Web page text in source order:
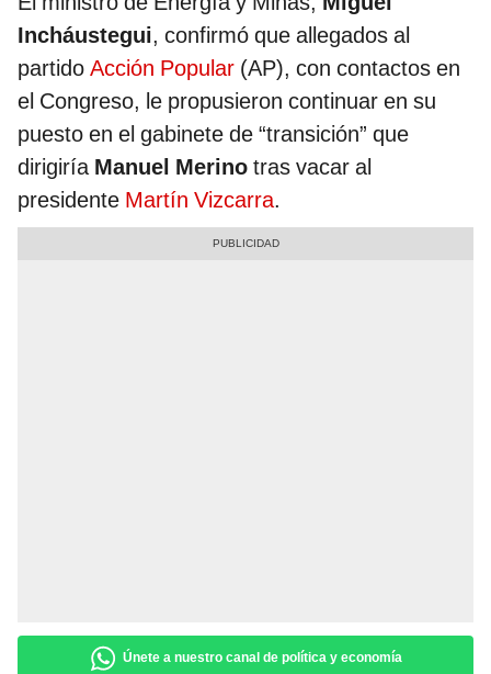
Incháustegui, confirmó que allegados al
partido Acción Popular (AP), con contactos en
el Congreso, le propusieron continuar en su
puesto en el gabinete de “transición” que
dirigiría Manuel Merino tras vacar al
presidente Martín Vizcarra.
Únete a nuestro canal de política y economía